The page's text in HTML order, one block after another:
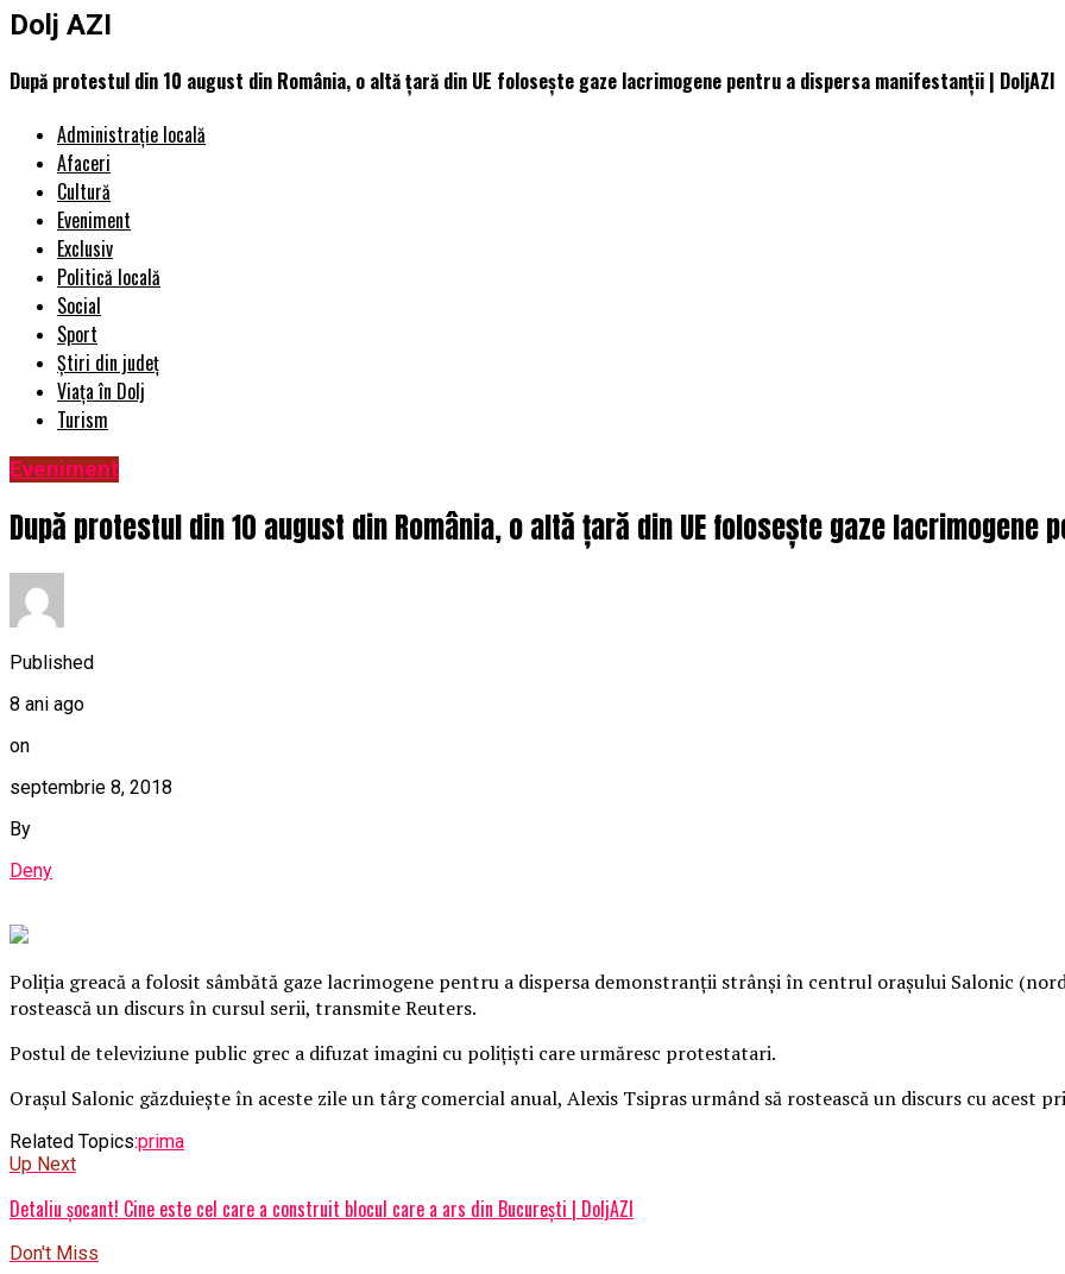
Dolj AZI
După protestul din 10 august din România, o altă țară din UE folosește gaze lacrimogene pentru a dispersa manifestanţii | DoljAZI
Administrație locală
Afaceri
Cultură
Eveniment
Exclusiv
Politică locală
Social
Sport
Știri din județ
Viața în Dolj
Turism
Eveniment
După protestul din 10 august din România, o altă țară din UE folosește gaze lacrimogene
Published
8 ani ago
on
septembrie 8, 2018
By
Deny
Poliţia greacă a folosit sâmbătă gaze lacrimogene pentru a dispersa demonstranţii strânşi în centrul oraşului Salonic
rostească un discurs în cursul serii, transmite Reuters.
Postul de televiziune public grec a difuzat imagini cu poliţişti care urmăresc protestatari.
Oraşul Salonic găzduieşte în aceste zile un târg comercial anual, Alexis Tsipras urmând să rostească un discurs cu acest
Related Topics:prima
Up Next
Detaliu șocant! Cine este cel care a construit blocul care a ars din București | DoljAZI
Don't Miss